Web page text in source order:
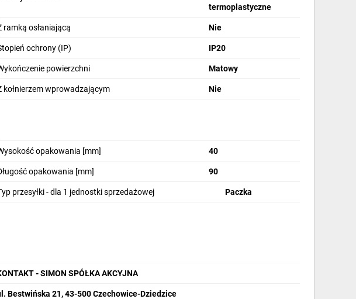
termoplastyczne
ramką osłaniającą Nie
ochrony (IP) IP20
powierzchni Matowy
kołnierzem wprowadzającym Nie
opakowania [mm] 40
opakowania [mm] 90
przesyłki - dla 1 jednostki sprzedażowej Paczka
- SIMON SPÓŁKA AKCYJNA
Bestwińska 21, 43-500 Czechowice-Dziedzice